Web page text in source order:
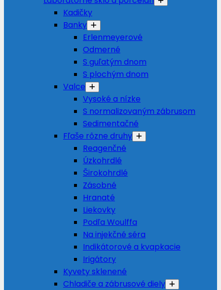
Kadičky
Banky
Erlenmeyerové
Odmerné
S guľatým dnom
S plochým dnom
Valce
Vysoké a nízke
S normalizovaným zábrusom
Sedimentačné
Fľaše rôzne druhy
Reagenčné
Úzkohrdlé
Širokohrdlé
Zásobné
Hranaté
Liekovky
Podľa Woulffa
Na injekčné séra
Indikátorové a kvapkacie
Irigátory
Kyvety sklenené
Chladiče a zábrusové diely